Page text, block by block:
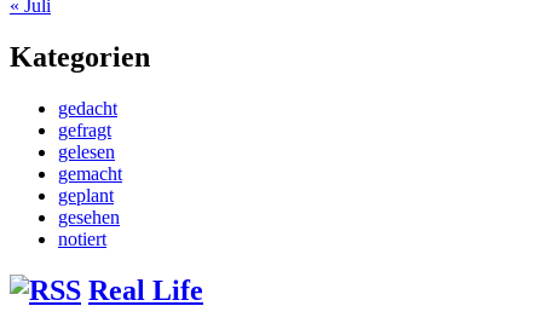
« Juli
Kategorien
gedacht
gefragt
gelesen
gemacht
geplant
gesehen
notiert
Real Life